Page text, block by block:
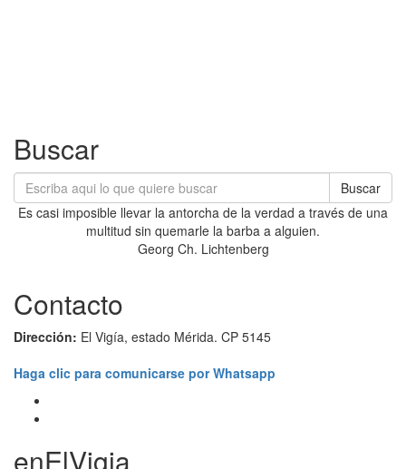
Buscar
Buscar
Es casi imposible llevar la antorcha de la verdad a través de una
multitud sin quemarle la barba a alguien.
Georg Ch. Lichtenberg
Contacto
Dirección: El Vigía, estado Mérida. CP 5145
Haga clic para comunicarse por Whatsapp
enElVigia